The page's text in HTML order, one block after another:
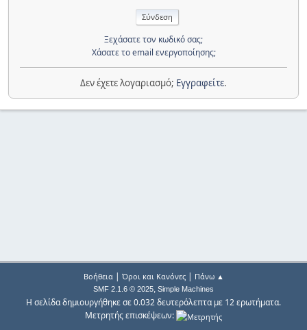
Ξεχάσατε τον κωδικό σας;
Χάσατε το email ενεργοποίησης;
Δεν έχετε λογαριασμό; Εγγραφείτε.
Βοήθεια| Όροι και Κανόνες| Πάνω ▲
SMF 2.1.6 © 2025, Simple Machines
Η σελίδα δημιουργήθηκε σε 0.032 δευτερόλεπτα με 12 ερωτήματα.
Μετρητής επισκέψεων: